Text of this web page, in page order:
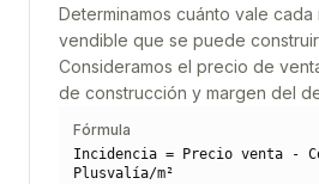
Determinamos cuánto vale
vendible que se puede
Consideramos el precio de
de construcción y margen del
Fórmula
Incidencia = Precio venta -
Plusvalía/m²